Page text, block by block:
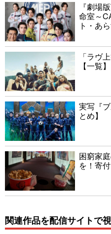
『劇場
命室～
ト・あ
「ラヴ
【一覧】
実写『
とめ】
困窮家
を！寄
関連作品を配信サイトで